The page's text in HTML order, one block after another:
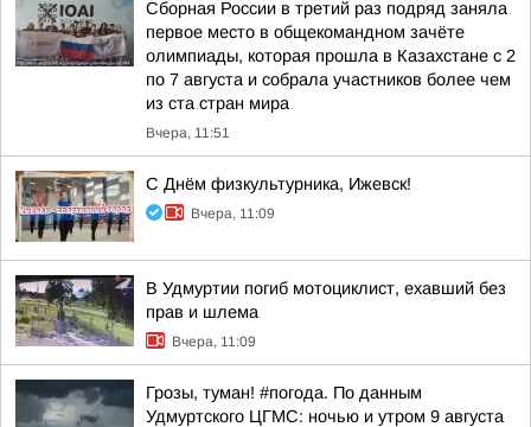
Сборная России в третий раз подряд заняла
первое место в общекомандном зачёте
олимпиады, которая прошла в Казахстане с 2
по 7 августа и собрала участников более чем
из ста стран мира
Вчера, 11:51
С Днём физкультурника, Ижевск!
Вчера, 11:09
В Удмуртии погиб мотоциклист, ехавший без
прав и шлема
Вчера, 11:09
Грозы, туман! #погода. По данным
Удмуртского ЦГМС: ночью и утром 9 августа